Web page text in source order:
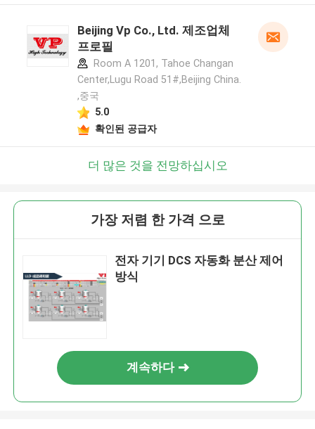
Beijing Vp Co., Ltd. 제조업체
프로필
Room A 1201, Tahoe Changan
Center,Lugu Road 51#,Beijing China.
,중국
5.0
확인된 공급자
더 많은 것을 전망하십시오
가장 저렴 한 가격 으로
전자 기기 DCS 자동화 분산 제어
방식
계속하다